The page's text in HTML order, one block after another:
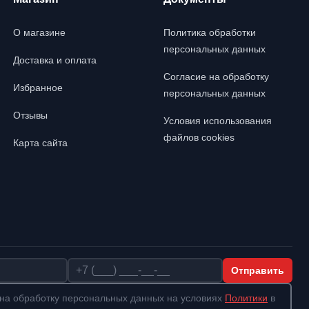
О магазине
Доставка и оплата
Избранное
Отзывы
Карта сайта
Политика обработки
персональных данных
Согласие на обработку
персональных данных
Условия использования
файлов cookies
Телефон Отправить
на обработку персональных данных на условиях Политики в